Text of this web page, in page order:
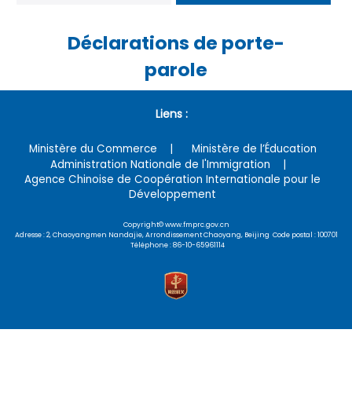
Déclarations de porte-
parole
Liens :
Ministère du Commerce
Ministère de l’Éducation
Administration Nationale de l'Immigration
Agence Chinoise de Coopération Internationale pour le
Développement
Copyright© www.fmprc.gov.cn
Adresse : 2, Chaoyangmen Nandajie, Arrondissement Chaoyang, Beijing Code postal : 100701
Téléphone : 86-10-65961114